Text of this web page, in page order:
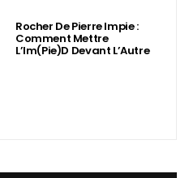
Rocher De Pierre Impie :
Comment Mettre
L’Im(Pie)d Devant L’Autre